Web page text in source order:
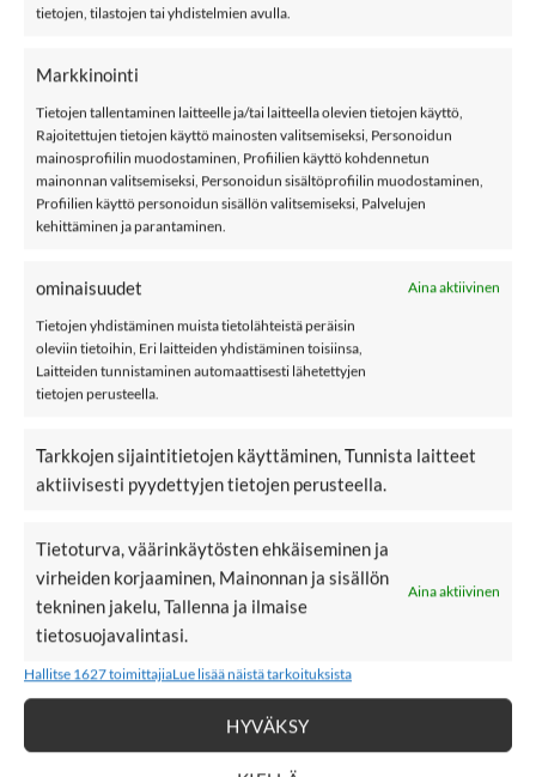
tietojen, tilastojen tai yhdistelmien avulla.
Markkinointi
Tietojen tallentaminen laitteelle ja/tai laitteella olevien tietojen käyttö,
Rajoitettujen tietojen käyttö mainosten valitsemiseksi, Personoidun
mainosprofiilin muodostaminen, Profiilien käyttö kohdennetun
mainonnan valitsemiseksi, Personoidun sisältöprofiilin muodostaminen,
Profiilien käyttö personoidun sisällön valitsemiseksi, Palvelujen
kehittäminen ja parantaminen.
ominaisuudet Aina aktiivinen
Tietojen yhdistäminen muista tietolähteistä peräisin
oleviin tietoihin, Eri laitteiden yhdistäminen toisiinsa,
Laitteiden tunnistaminen automaattisesti lähetettyjen
tietojen perusteella.
Tarkkojen sijaintitietojen käyttäminen, Tunnista laitteet
aktiivisesti pyydettyjen tietojen perusteella.
Tietoturva, väärinkäytösten ehkäiseminen ja
virheiden korjaaminen, Mainonnan ja sisällön
tekninen jakelu, Tallenna ja ilmaise
tietosuojavalintasi.
Aina aktiivinen
Hallitse 1627 toimittajiaLue lisää näistä tarkoituksista
HYVÄKSY
KUVAUS
LISÄTIEDOT
ARVIOT (0)
NAME IT NMNMALEX10 toppalakki, Frost Gray
materiaalia. Tuulenkestävä, 10 000mm vedenkestävyys ja
Materiaali: 100% polyesteri
Väri: Frost Gray
Hoito: 30 °C konepesu
name it
Lisää pipoja
LISÄÄ
SUOSIKKEIHIN
SUOSIKKEIHIN